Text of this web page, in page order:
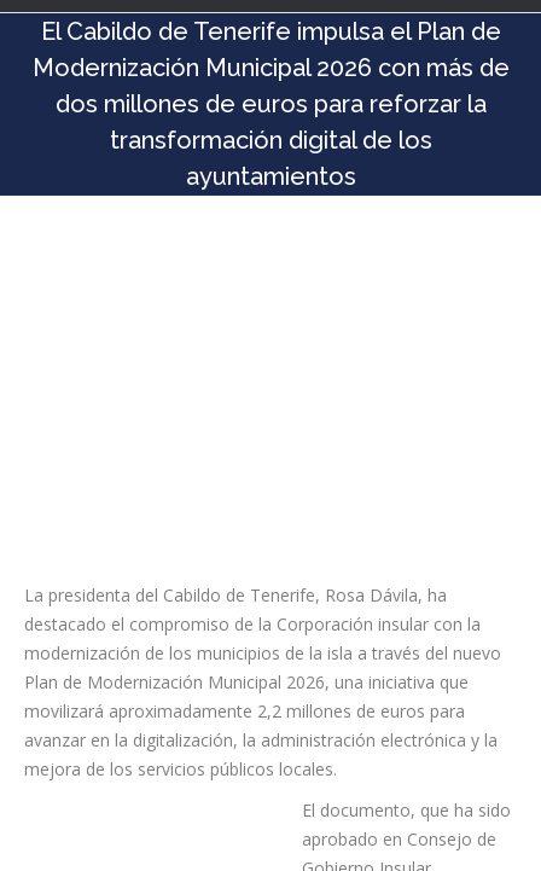
El Cabildo de Tenerife impulsa el Plan de
Modernización Municipal 2026 con más de
dos millones de euros para reforzar la
transformación digital de los
ayuntamientos
La presidenta del Cabildo de Tenerife, Rosa Dávila, ha
destacado el compromiso de la Corporación insular con la
modernización de los municipios de la isla a través del nuevo
Plan de Modernización Municipal 2026, una iniciativa que
movilizará aproximadamente 2,2 millones de euros para
avanzar en la digitalización, la administración electrónica y la
mejora de los servicios públicos locales.
El documento, que ha sido
aprobado en Consejo de